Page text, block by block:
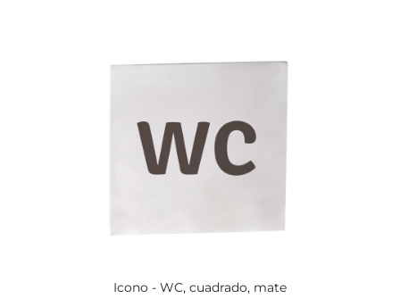
Icono - WC, cuadrado, mate